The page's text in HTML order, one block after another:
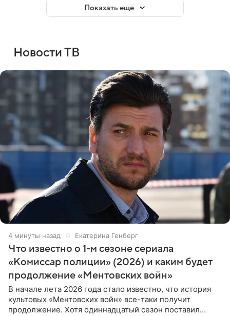
Показать еще
Новости ТВ
4 минуты назад Екатерина Генберг
Что известно о 1-м сезоне сериала
«Комиссар полиции» (2026) и каким будет
продолжение «Ментовских войн»
В начале лета 2026 года стало известно, что история
культовых «Ментовских войн» все-таки получит
продолжение. Хотя одиннадцатый сезон поставил